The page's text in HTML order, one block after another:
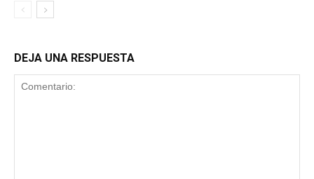
DEJA UNA RESPUESTA